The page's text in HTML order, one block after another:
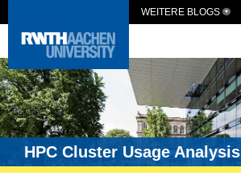
WEITERE BLOGS
HPC Cluster Usage Analysis